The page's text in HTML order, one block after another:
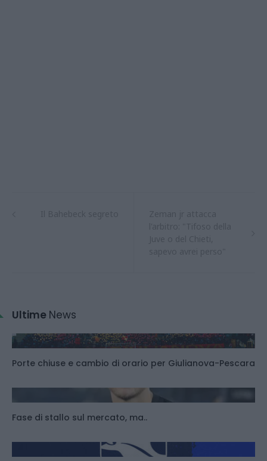
Ultime News
Porte chiuse e cambio di orario per Giulianova-Pescara
Fase di stallo sul mercato, ma..